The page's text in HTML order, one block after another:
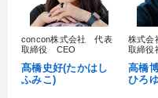
concon株式会社 代表
取締役 CEO
髙橋史好(たかはし
ふみこ)
株式会
取締役
高橋
ひろ